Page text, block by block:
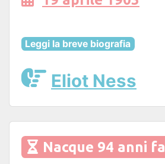
Leggi la breve biografia
Eliot Ness
Nacque 94 anni fa